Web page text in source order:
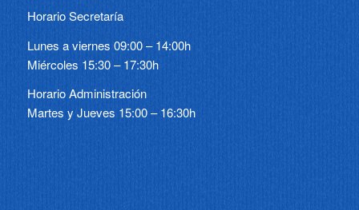
Horario Secretaría
Lunes a viernes 09:00 – 14:00h
Miércoles 15:30 – 17:30h
Horario Administración
Martes y Jueves 15:00 – 16:30h